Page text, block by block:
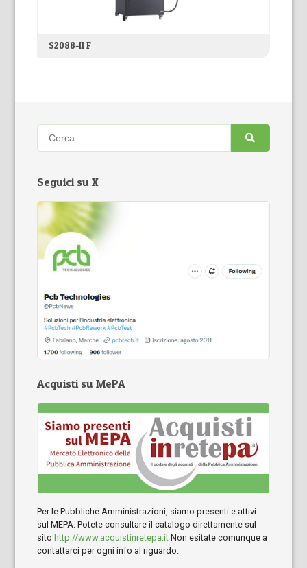
S2088-II F
Seguici su X
Acquisti su MePA
Per le Pubbliche Amministrazioni, siamo presenti e attivi
sul MEPA. Potete consultare il catalogo direttamente sul
sito http://www.acquistinretepa.it Non esitate comunque a
contattarci per ogni info al riguardo.